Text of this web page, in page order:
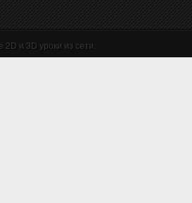
и 3D уроки из сети.